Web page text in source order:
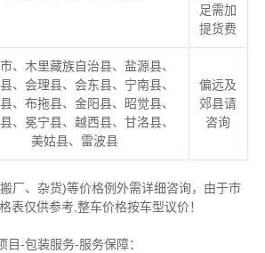
足需加
提货费
、木里藏族自治县、盐源县、
、会理县、会东县、宁南县、
、布拖县、金阳县、昭觉县、
、冕宁县、越西县、甘洛县、
美姑县、雷波县
偏远及
郊县请
咨询
厂、杂货)等价格例外需详细咨询，由于市
表仅供参考,整车价格按车型议价！
-包装服务-服务保障：